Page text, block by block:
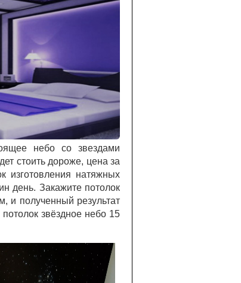
небо со звездами
стоить дороже, цена за
изготовления натяжных
день. Закажите потолок
и полученный результат
звёздное небо 15